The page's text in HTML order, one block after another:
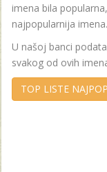
imena bila
najpopularnija imena.
U našoj banci
svakog od ovih
TOP LISTE